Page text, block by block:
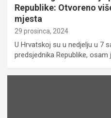
Republike: Otvoreno
mjesta
29 prosinca, 2024
U Hrvatskoj su u nedjelju u 7
predsjednika Republike, osam